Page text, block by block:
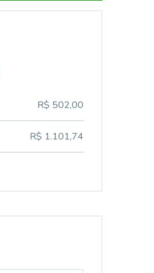
R$ 502,00
R$ 1.101,74